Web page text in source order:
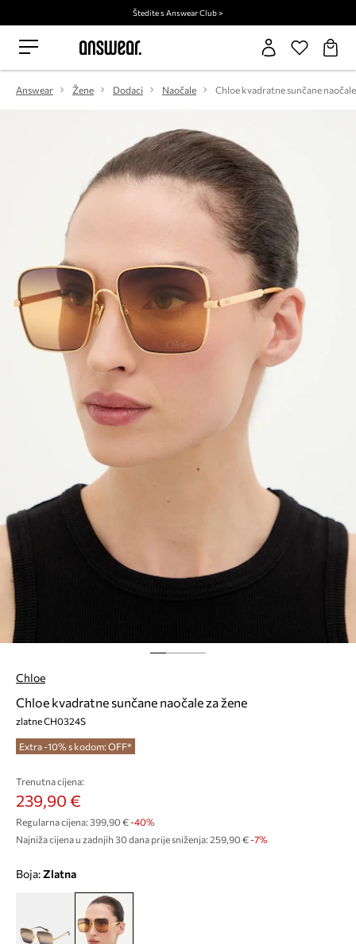
Štedite s Answear Club >
Answear Žene Dodaci Naočale
Chloe
Chloe kvadratne sunčane naočale za žene
zlatne CH0324S
Extra -10% s kodom: OFF*
Trenutna cijena:
239,90 €
Regularna cijena: 399,90 €-40%
Najniža cijena u zadnjih 30 dana prije sniženja: 259,90 € -7%
Boja: zlatna